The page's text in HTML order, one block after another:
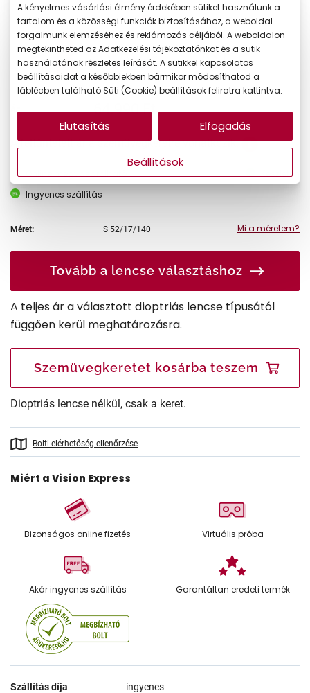
Ár: 64.990 Ft
A feltűntetett ár a szemüvegkeretre vonatkozik.
Online megvásárolható
Készleten
Ingyenes szállítás
Méret: S 52/17/140 Mi a méretem?
Tovább a lencse választáshoz
A teljes ár a választott dioptriás lencse típusától
függően kerül meghatározásra.
Szemüvegkeretet kosárba teszem
Dioptriás lencse nélkül, csak a keret.
Bolti elérhetőség ellenőrzése
Miért a Vision Express
Bizonságos online fizetés Virtuális próba
Akár ingyenes szállítás Garantáltan eredeti termék
Szállítás díja ingyenes
A kényelmes vásárlási élmény érdekében sütiket használunk a
tartalom és a közösségi funkciók biztosításához, a weboldal
forgalmunk elemzéséhez és reklámozás céljából. A weboldalon
megtekintheted az Adatkezelési tájékoztatónkat és a sütik
használatának részletes leírását. A sütikkel kapcsolatos
beállításaidat a későbbiekben bármikor módosíthatod a
láblécben található Süti (Cookie) beállítások feliratra kattintva.
Beállítások
Elutasítás Elfogadás